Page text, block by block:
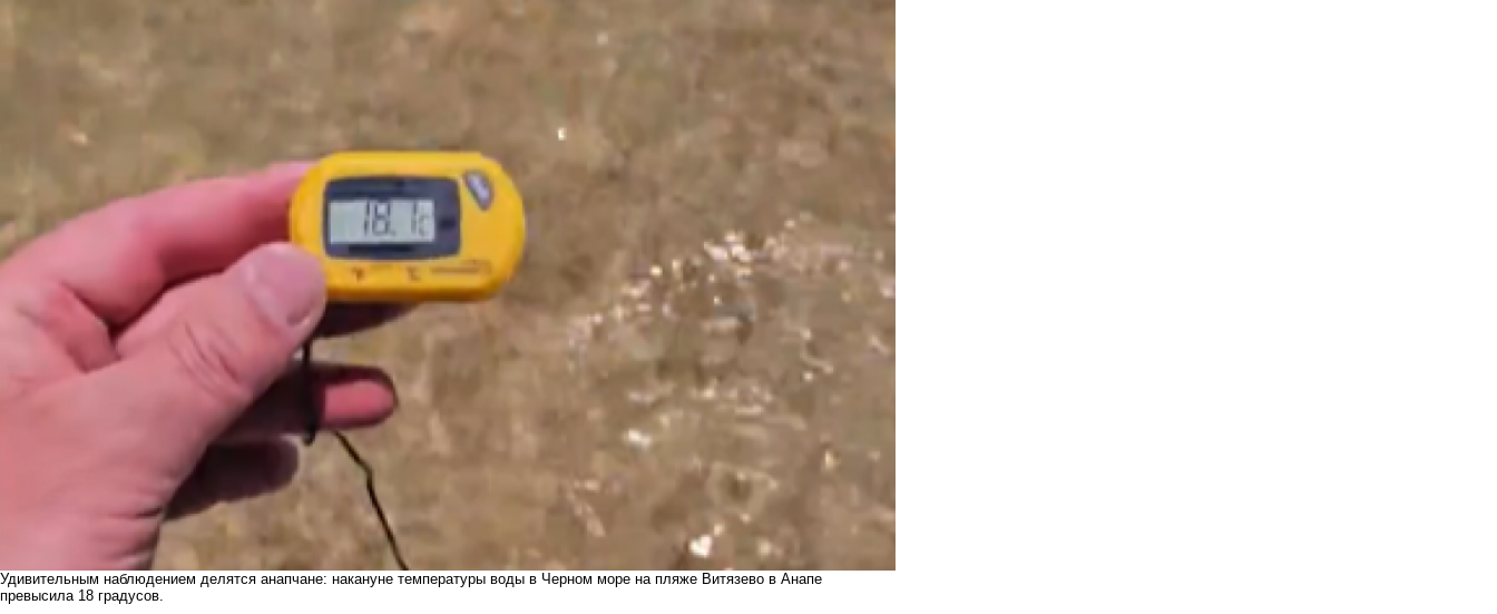
Удивительным наблюдением делятся анапчане: накануне температуры воды в Черном море на пляже Витязево в Анапе
превысила 18 градусов.